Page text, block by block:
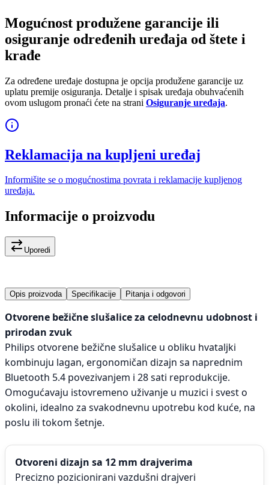
Mogućnost produžene garancije ili
osiguranje određenih uređaja od štete i
krađe
Za određene uređaje dostupna je opcija produžene garancije uz
uplatu premije osiguranja. Detalje i spisak uređaja obuhvaćenih
ovom uslugom pronaći ćete na strani Osiguranje uređaja.
Reklamacija na kupljeni uređaj
Informišite se o mogućnostima povrata i reklamacije kupljenog
uređaja.
Informacije o proizvodu
Uporedi
Opis proizvoda Specifikacije Pitanja i odgovori
Otvorene bežične slušalice za celodnevnu udobnost i
prirodan zvuk
Philips otvorene bežične slušalice u obliku hvataljki
kombinuju lagan, ergonomičan dizajn sa naprednim
Bluetooth 5.4 povezivanjem i 28 sati reprodukcije.
Omogućavaju istovremeno uživanje u muzici i svest o
okolini, idealno za svakodnevnu upotrebu kod kuće, na
poslu ili tokom šetnje.
Otvoreni dizajn sa 12 mm drajverima
Precizno pozicionirani vazdušni drajveri